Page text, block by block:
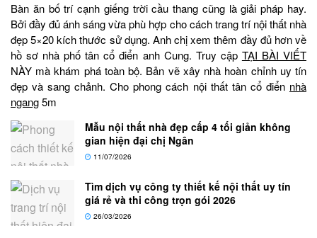
Bàn ăn bố trí cạnh giếng trời cầu thang cũng là giải pháp hay.
Bởi đầy đủ ánh sáng vừa phù hợp cho cách trang trí nội thất nhà
đẹp 5×20 kích thước sử dụng. Anh chị xem thêm đầy đủ hơn về
hồ sơ nhà phố tân cổ điển anh Cung. Truy cập TẠI BÀI VIẾT
NÀY mà khám phá toàn bộ. Bản vẽ xây nhà hoàn chỉnh uy tín
đẹp và sang chảnh. Cho phong cách nội thất tân cổ điển nhà
ngang5m
Mẫu nội thất nhà đẹp cấp 4 tối giản không
gian hiện đại chị Ngân
11/07/2026
Tìm dịch vụ công ty thiết kế nội thất uy tín
giá rẻ và thi công trọn gói 2026
26/03/2026